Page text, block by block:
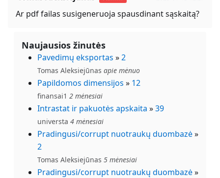
Ar pdf failas susigeneruoja spausdinant sąskaitą?
Naujausios žinutės
Pavedimų eksportas »2
Tomas Aleksiejūnas apie mėnuo
Papildomos dimensijos » 12
finansai1 2 mėnesiai
Intrastat ir pakuotės apskaita »39
universta 4 mėnesiai
Pradingusi/corrupt nuotraukų duombazė»
2
Tomas Aleksiejūnas 5 mėnesiai
Pradingusi/corrupt nuotraukų duombazė»